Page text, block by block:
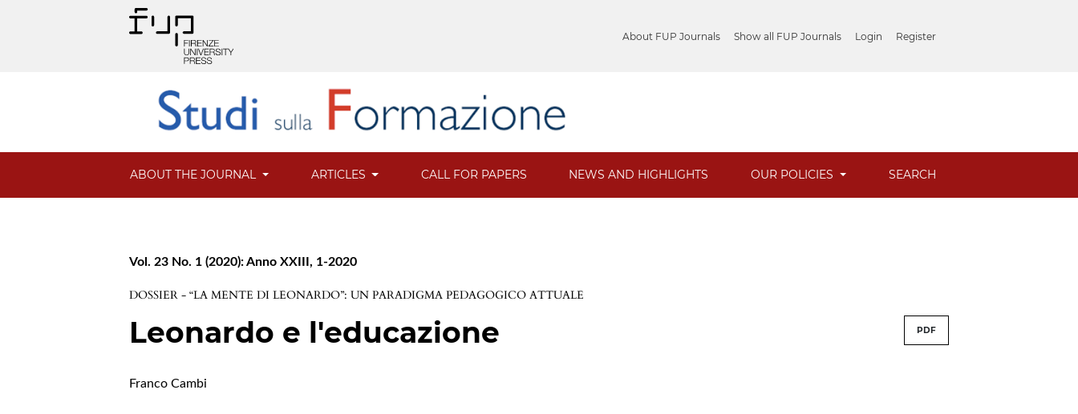
About FUP Journals Show all FUP Journals Login Register
ABOUT THE JOURNAL ARTICLES CALL FOR PAPERS NEWS AND HIGHLIGHTS OUR POLICIES SEARCH
Vol. 23 No. 1 (2020): Anno XXIII, 1-2020
DOSSIER - “LA MENTE DI LEONARDO”: UN PARADIGMA PEDAGOGICO ATTUALE
Leonardo e l'educazione PDF
Franco Cambi